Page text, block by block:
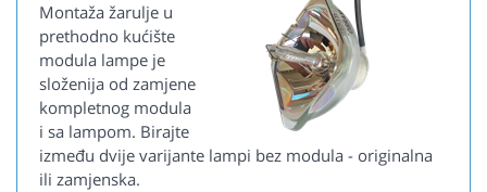
Montaža žarulje u
prethodno kućište
modula lampe je
složenija od zamjene
kompletnog modula
i sa lampom. Birajte
između dvije varijante lampi bez modula - originalna
ili zamjenska.